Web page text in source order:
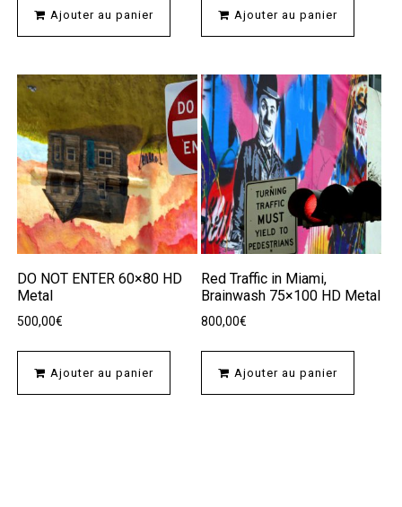
Ajouter au panier Ajouter au panier
DO NOT ENTER 60×80 HD
Metal
500,00€
Ajouter au panier
Red Traffic in Miami,
Brainwash 75×100 HD Metal
800,00€
Ajouter au panier